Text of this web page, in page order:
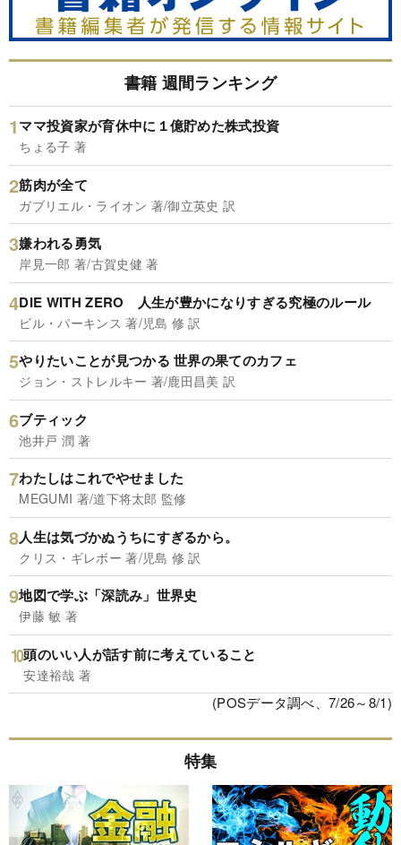
書籍 週間ランキング
ママ投資家が育休中に１億貯めた株式投資
ちょる子 著
筋肉が全て
ガブリエル・ライオン 著/御立英史 訳
嫌われる勇気
岸見一郎 著/古賀史健 著
DIE WITH ZERO 人生が豊かになりすぎる究極のルール
ビル・パーキンス 著/児島 修 訳
やりたいことが見つかる 世界の果てのカフェ
ジョン・ストレルキー 著/鹿田昌美 訳
ブティック
池井戸 潤 著
わたしはこれでやせました
MEGUMI 著/道下将太郎 監修
人生は気づかぬうちにすぎるから。
クリス・ギレボー 著/児島 修 訳
地図で学ぶ「深読み」世界史
伊藤 敏 著
頭のいい人が話す前に考えていること
安達裕哉 著
(POSデータ調べ、7/26～8/1)
特集